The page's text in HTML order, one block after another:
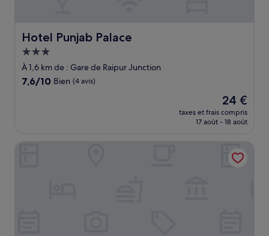
Hotel Punjab Palace
Hotel Punjab Palace
Hébergement
3.0 étoiles
À 1,6 km de : Gare de Raipur Junction
7.6
7,6/10 Bien (4 avis)
Le
nouveau
prix
de
24 €
24 €
taxes et frais compris
17 août - 18 août